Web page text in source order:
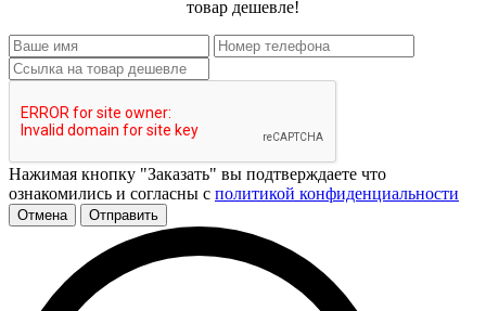
товар дешевле!
Нажимая кнопку "Заказать" вы подтверждаете что
ознакомились и согласны с политикой конфиденциальности
Отмена Отправить